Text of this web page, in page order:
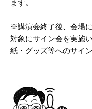
ます。
※講演会終了後、会場
対象にサイン会を実施
紙・グッズ等へのサイ